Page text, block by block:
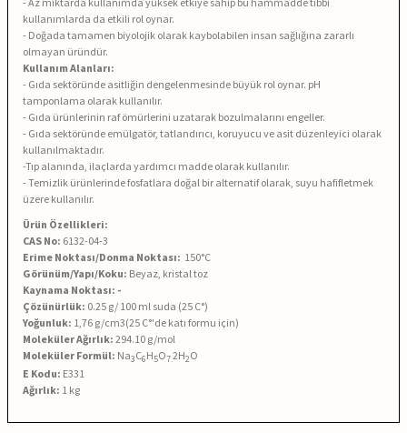
kullanımlarda da etkili rol oynar.
- Doğada tamamen biyolojik olarak kaybolabilen insan sağlığına zararlı
olmayan üründür.
Kullanım Alanları:
- Gıda sektöründe asitliğin dengelenmesinde büyük rol oynar. pH
tamponlama olarak kullanılır.
- Gıda ürünlerinin raf ömürlerini uzatarak bozulmalarını engeller.
- Gıda sektöründe emülgatör, tatlandırıcı, koruyucu ve asit düzenleyici olarak
kullanılmaktadır.
-Tıp alanında, ilaçlarda yardımcı madde olarak kullanılır.
- Temizlik ürünlerinde fosfatlara doğal bir alternatif olarak, suyu hafifletmek
üzere kullanılır.
Ürün Özellikleri:
CAS No: 6132-04-3
Erime Noktası/Donma Noktası: 150°C
Görünüm/Yapı/Koku: Beyaz, kristal toz
Kaynama Noktası: -
Çözünürlük: 0.25 g/ 100 ml suda (25 C°)
Yoğunluk: 1,76 g/cm3(25 C°'de katı formu için)
Moleküler Ağırlık: 294.10 g/mol
Moleküler Formül: Na3C6H5O7.2H2O
E Kodu: E331
Ağırlık: 1 kg